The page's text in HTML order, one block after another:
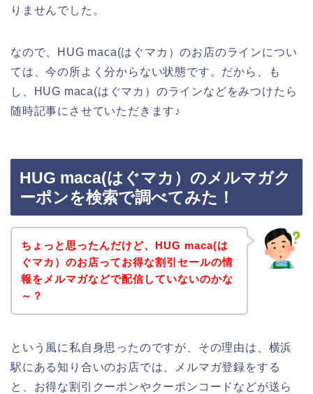
りませんでした。
なので、HUG maca(はぐマカ）のお店のラインについ
ては、今の所よく分からない状態です。だから、も
し、HUG maca(はぐマカ）のラインなどをみつけたら
随時記事にさせていただきます♪
HUG maca(はぐマカ）のメルマガク
ーポンを検索で調べてみた！
ちょっと思ったんだけど、HUG maca(は
ぐマカ）のお店ってお得な割引セールの情
報をメルマガなどで配信していないのかな
～？
という風に私自身思ったのですが、その理由は、横浜
駅にある知り合いのお店では、メルマガ登録をする
と、お得な割引クーポンやクーポンコードなどが送ら